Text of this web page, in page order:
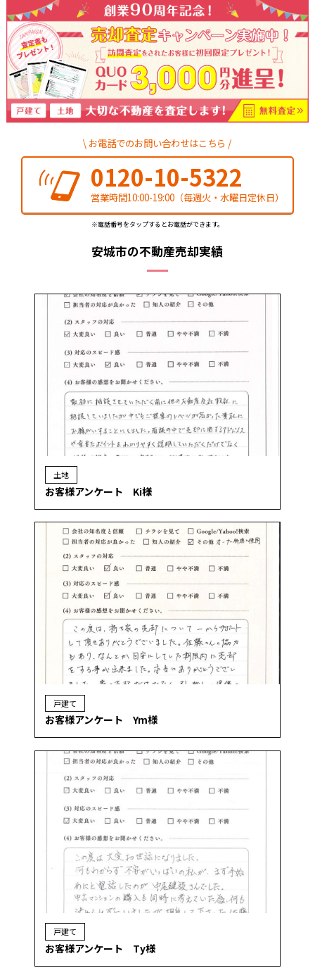
お電話でのお問い合わせはこちら
0120-10-5322
営業時間10:00-19:00 （毎週火・水曜日定休日）
※電話番号をタップするとお電話ができます。
安城市の不動産売却実績
土地
お客様アンケート Ki様
戸建て
お客様アンケート Ym様
戸建て
お客様アンケート Ty様